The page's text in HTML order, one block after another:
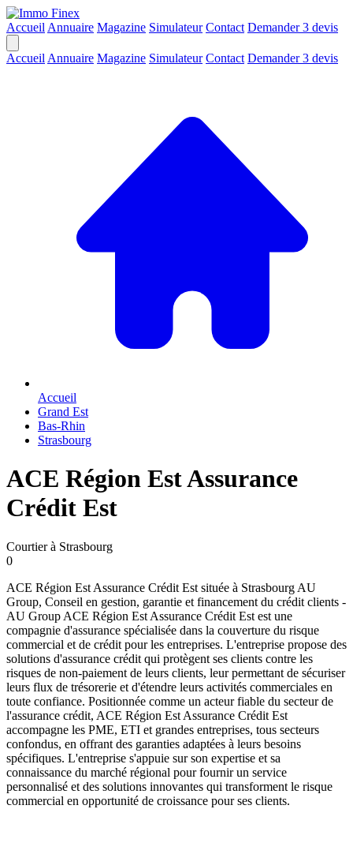
Accueil Annuaire Magazine Simulateur Contact Demander 3 devis
Accueil Annuaire Magazine Simulateur Contact Demander 3 devis
Accueil
Grand Est
Bas-Rhin
Strasbourg
ACE Région Est Assurance
Crédit Est
Courtier à Strasbourg
0
ACE Région Est Assurance Crédit Est située à Strasbourg AU
Group, Conseil en gestion, garantie et financement du crédit clients -
AU Group ACE Région Est Assurance Crédit Est est une
compagnie d'assurance spécialisée dans la couverture du risque
commercial et de crédit pour les entreprises. L'entreprise propose des
solutions d'assurance crédit qui protègent ses clients contre les
risques de non-paiement de leurs clients, leur permettant de sécuriser
leurs flux de trésorerie et d'étendre leurs activités commerciales en
toute confiance. Positionnée comme un acteur fiable du secteur de
l'assurance crédit, ACE Région Est Assurance Crédit Est
accompagne les PME, ETI et grandes entreprises, tous secteurs
confondus, en offrant des garanties adaptées à leurs besoins
spécifiques. L'entreprise s'appuie sur son expertise et sa
connaissance du marché régional pour fournir un service
personnalisé et des solutions innovantes qui transforment le risque
commercial en opportunité de croissance pour ses clients.